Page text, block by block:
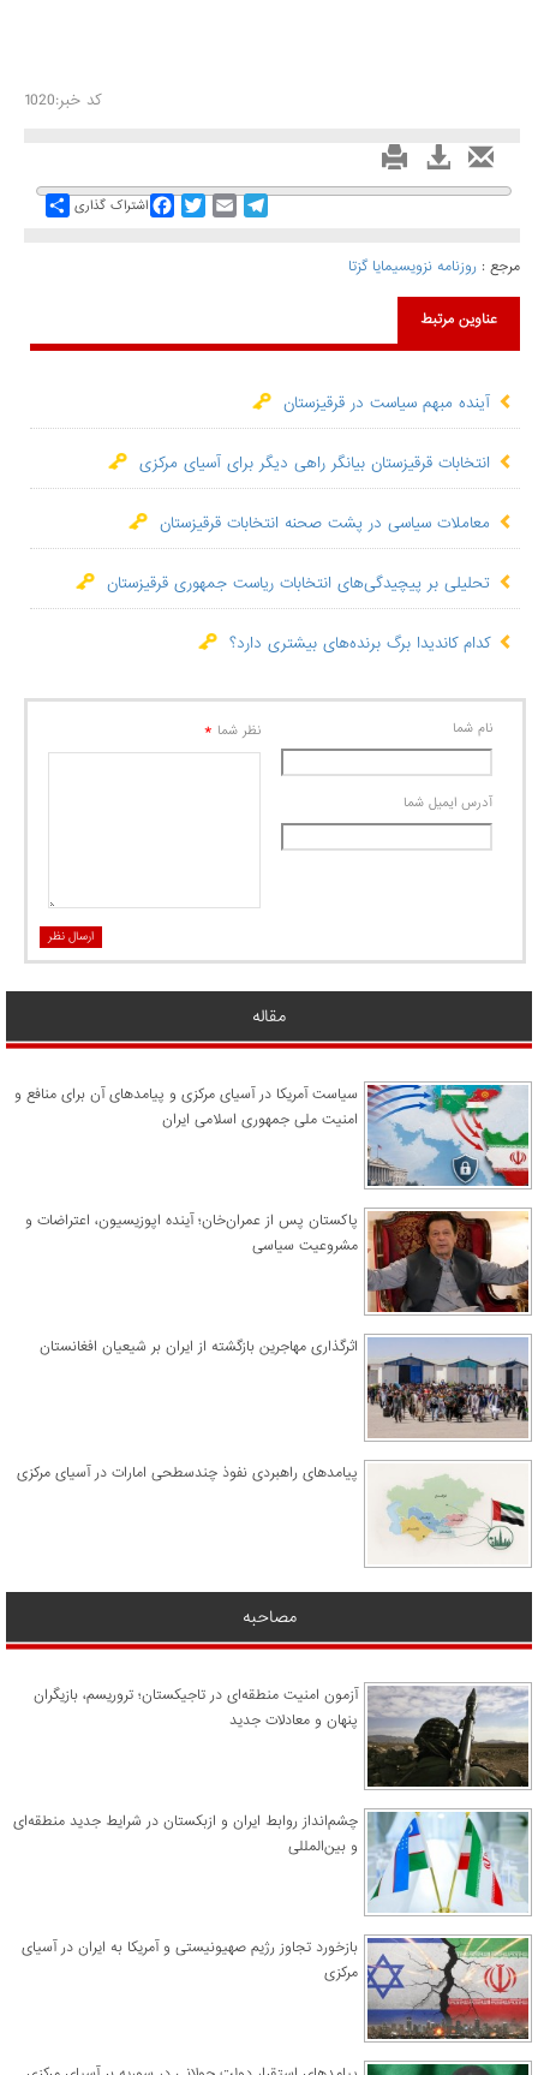
کد خبر:1020
Share اشتراک گذاری
FacebookTwitterEmail
Telegram
مرجع : روزنامه نزویسیمایا گزتا
عناوین مرتبط
آینده مبهم سیاست در قرقیزستان
انتخابات قرقیزستان بیانگر راهی دیگر برای آسیای مرکزی
معاملات سیاسی در پشت صحنه انتخابات قرقیزستان
تحلیلی بر پیچیدگی‌های انتخابات ریاست جمهوری قرقیزستان
کدام کاندیدا برگ برنده‌‌های بیشتری دارد؟
نام شما
آدرس ايميل شما
نظر شما *
ارسال نظر
مقاله
سیاست آمریکا در آسیای مرکزی و پیامدهای آن برای منافع و
امنیت ملی جمهوری اسلامی ایران
پاکستان پس از عمران‌خان؛ آینده اپوزیسیون، اعتراضات و
مشروعیت سیاسی
اثرگذاری مهاجرین بازگشته از ایران بر شیعیان افغانستان
پیامدهای راهبردی نفوذ چندسطحی امارات در آسیای مرکزی
مصاحبه
آزمون امنیت منطقه‌ای در تاجیکستان؛ تروریسم، بازیگران
پنهان و معادلات جدید
چشم‌انداز روابط ایران و ازبکستان در شرایط جدید منطقه‌ای
و بین‌المللی
​بازخورد تجاوز رژیم صهیونیستی و آمریکا به ایران در آسیای
مرکزی